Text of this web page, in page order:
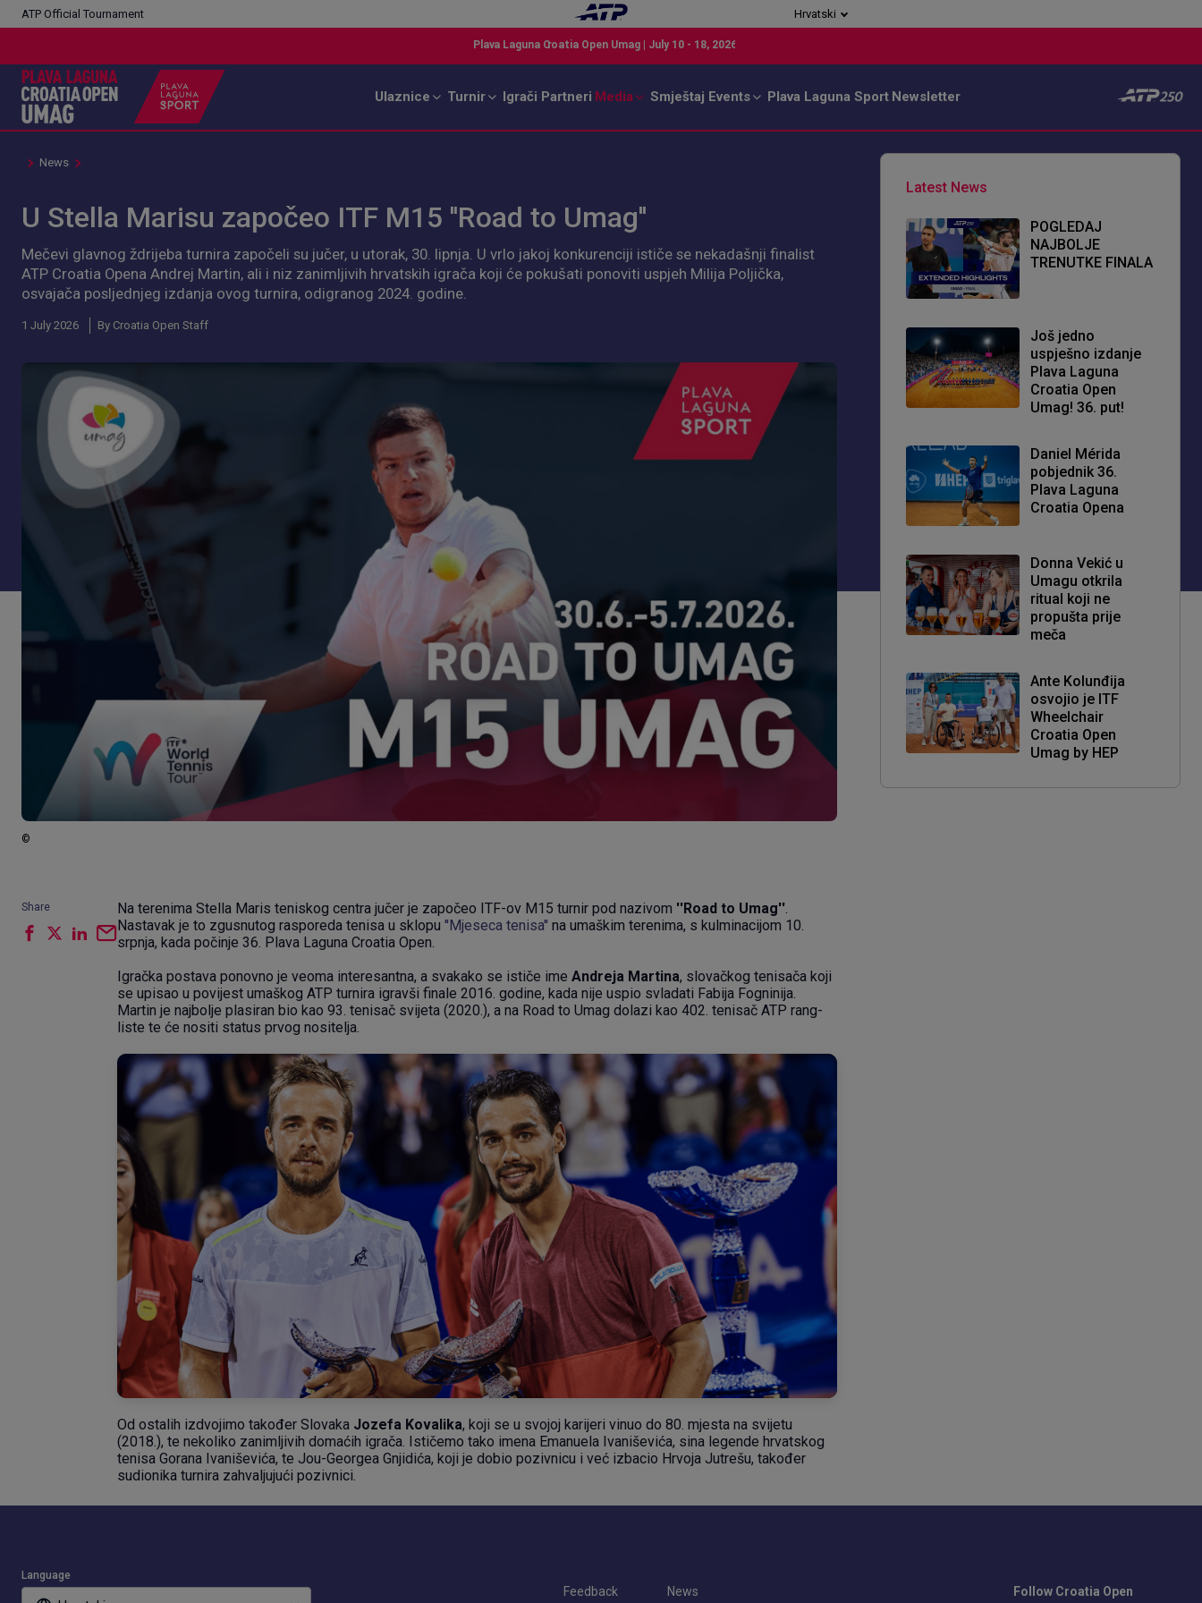
ATP Official Tournament Hrvatski
Ulaznice Turnir Igrači Partneri Media Smještaj Events Plava Laguna Sport Newsletter
News
U Stella Marisu započeo ITF M15 ''Road to Umag''
Mečevi glavnog ždrijeba turnira započeli su jučer, u utorak, 30. lipnja. U vrlo jakoj konkurenciji ističe se nekadašnji finalist
ATP Croatia Opena Andrej Martin, ali i niz zanimljivih hrvatskih igrača koji će pokušati ponoviti uspjeh Milija Poljička,
osvajača posljednjeg izdanja ovog turnira, odigranog 2024. godine.
1 July 2026 By Croatia Open Staff
©
Share Na terenima Stella Maris teniskog centra jučer je započeo ITF-ov M15 turnir pod nazivom ''Road to Umag''
Nastavak je to zgusnutog rasporeda tenisa u sklopu ''Mjeseca tenisa'' na umaškim terenima, s kulminacijom 10.
srpnja, kada počinje 36. Plava Laguna Croatia Open.
Igračka postava ponovno je veoma interesantna, a svakako se ističe ime Andreja Martina, slovačkog tenisača koji
se upisao u povijest umaškog ATP turnira igravši finale 2016. godine, kada nije uspio svladati Fabija Fogninija.
Martin je najbolje plasiran bio kao 93. tenisač svijeta (2020.), a na Road to Umag dolazi kao 402. tenisač ATP rang-
liste te će nositi status prvog nositelja.
Od ostalih izdvojimo također Slovaka Jozefa Kovalika, koji se u svojoj karijeri vinuo do 80. mjesta na svijetu
(2018.), te nekoliko zanimljivih domaćih igrača. Ističemo tako imena Emanuela Ivaniševića, sina legende hrvatskog
tenisa Gorana Ivaniševića, te Jou-Georgea Gnjidića, koji je dobio pozivnicu i već izbacio Hrvoja Jutrešu, također
sudionika turnira zahvaljujući pozivnici.
Latest News
POGLEDAJ
NAJBOLJE
TRENUTKE FINALA
Još jedno
uspješno izdanje
Plava Laguna
Croatia Open
Umag! 36. put!
Daniel Mérida
pobjednik 36.
Plava Laguna
Croatia Opena
Donna Vekić u
Umagu otkrila
ritual koji ne
propušta prije
meča
Ante Kolunđija
osvojio je ITF
Wheelchair
Croatia Open
Umag by HEP
Language
Feedback News Follow Croatia Open